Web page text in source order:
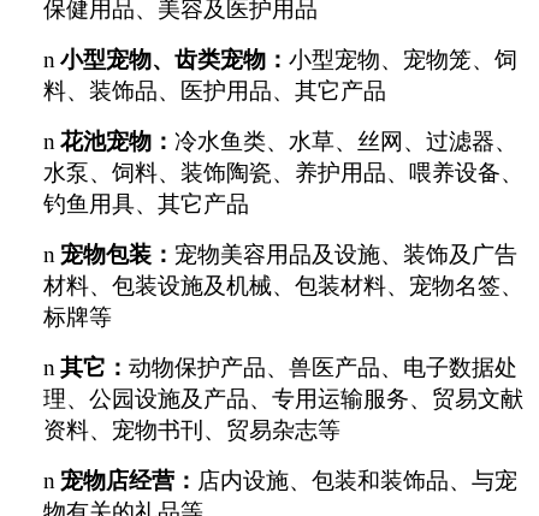
保健用品、美容及医护用品
n小型宠物、齿类宠物： 小型宠物、宠物笼、饲
料、装饰品、医护用品、其它产品
n花池宠物： 冷水鱼类、水草、丝网、过滤器、
水泵、饲料、装饰陶瓷、养护用品、喂养设备、
钓鱼用具、其它产品
n 宠物包装： 宠物美容用品及设施、装饰及广告
材料、包装设施及机械、包装材料、宠物名签、
标牌等
n其它： 动物保护产品、兽医产品、电子数据处
理、公园设施及产品、专用运输服务、贸易文献
资料、宠物书刊、贸易杂志等
n 宠物店经营： 店内设施、包装和装饰品、与宠